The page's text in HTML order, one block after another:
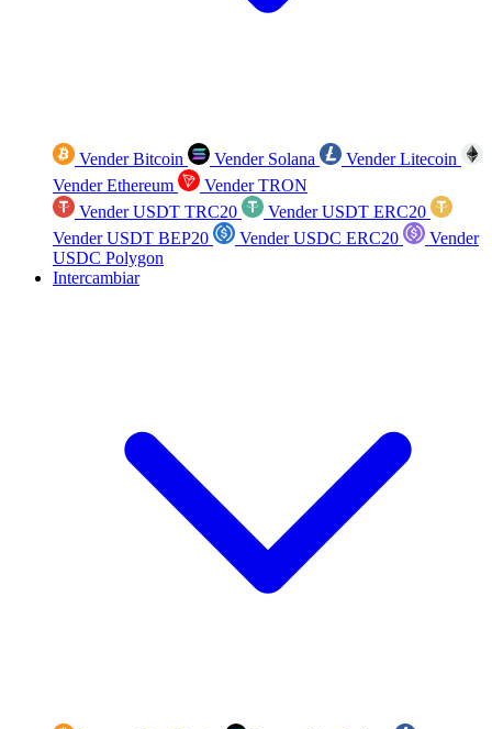
Vender Bitcoin Vender Solana
Vender Litecoin
Vender Ethereum
Vender TRON
Vender USDT TRC20
Vender USDT ERC20
Vender USDT BEP20
Vender USDC ERC20
Vender
USDC Polygon
Intercambiar